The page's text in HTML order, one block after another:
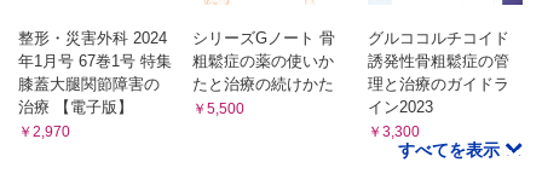
整形・災害外科 2024
年1月号 67巻1号 特集
膝蓋大腿関節障害の
治療 【電子版】
￥2,970
シリーズGノート 骨
粗鬆症の薬の使いか
たと治療の続けかた
￥5,500
グルココルチコイド
誘発性骨粗鬆症の管
理と治療のガイドラ
イン2023
￥3,300
すべてを表示